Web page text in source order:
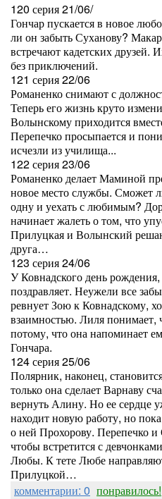
120 серия 21/06/
Гончар пускается в новое
ли он забыть Суханову?
встречают кадетских друзей.
без приключений.
121 серия 22/06
Романенко снимают с
Теперь его жизнь круто
Волынскому приходится
Перепечко просыпается и
исчезли из училища...
122 серия 23/06
Романенко делает Маминой
новое место службы. Сможет
одну и уехать с любимым?
начинает жалеть о том, что
Прилуцкая и Волынский
друга…
123 серия 24/06
У Ковнадского день
поздравляет. Неужели все
ревнует Зою к Ковнадскому,
взаимностью. Лиля понимает,
потому, что она напоминает
Гончара.
124 серия 25/06
Полярник, наконец,
только она сделает Варнаву
вернуть Алину. Но ее сердце
находит новую работу, но
о ней Прохорову. Перепечко
чтобы встретится с
Любы. К тете Любе
Прилуцкой…
комментарии: 0 понравилось!